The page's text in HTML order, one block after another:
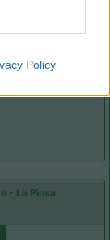
Policy
- La Pinsa